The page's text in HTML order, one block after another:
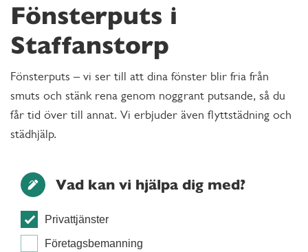
Fönsterputs i
Staffanstorp
Fönsterputs – vi ser till att dina fönster blir fria från
smuts och stänk rena genom noggrant putsande, så du
får tid över till annat. Vi erbjuder även flyttstädning och
städhjälp.
Vad kan vi hjälpa dig med?
Privattjänster
Företagsbemanning